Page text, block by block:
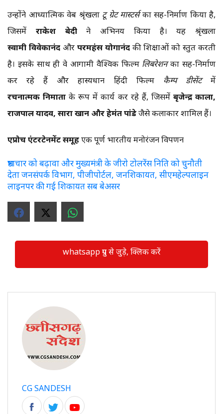
उन्होंने आध्यात्मिक वेब श्रृंखला टू ग्रेट मास्टर्सका सह-निर्माण किया है,
जिसमें राकेश बेदीने अभिनय किया है। यह श्रृंखला
स्वामी विवेकानंद और परमहंस योगानंद की शिक्षाओं को प्रस्तुत करती
है। इसके साथ ही वे आगामी वैश्विक फिल्म लिबरेशनका सह-निर्माण
कर रहे हैं और हास्यप्रधान हिंदी फिल्म कैम्प डीसेंटमें
रचनात्मक निर्माता के रूप में कार्य कर रहे हैं, जिसमें बृजेन्द्र काला,
राजपालयादव, साराखान औरहेमंतपांडेजैसे कलाकार शामिल हैं।
एप्रोचएंटरटेनमेंटसमूहएक पूर्ण भारतीय मनोरंजन विपणन
भ्रष्टाचार को बढ़ावा और मुख्यमंत्री के जीरो टोलरेंस निति को चुनौती
देता जनसंपर्क विभाग, पीजीपोर्टल, जनशिकायत, सीएमहेल्पलाइन
लाइनपर की गई शिकायत सब बेअसर
whatsapp ग्रुप से जुड़े, क्लिक करें
CG SANDESH